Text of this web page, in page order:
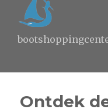
Ontdek